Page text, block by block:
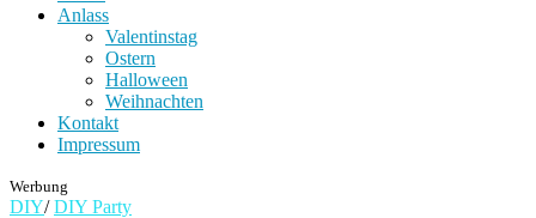
Anlass
Valentinstag
Ostern
Halloween
Weihnachten
Kontakt
Impressum
Werbung
DIY/ DIY Party